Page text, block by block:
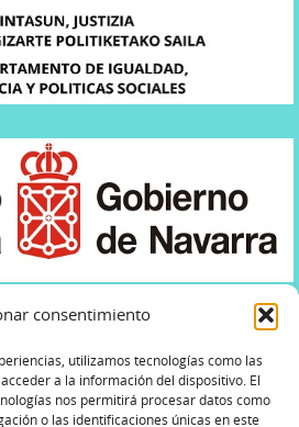
consentimiento
utilizamos tecnologías como las
a la información del dispositivo. El
nos permitirá procesar datos como
o las identificaciones únicas en este
AVISO LEGAL